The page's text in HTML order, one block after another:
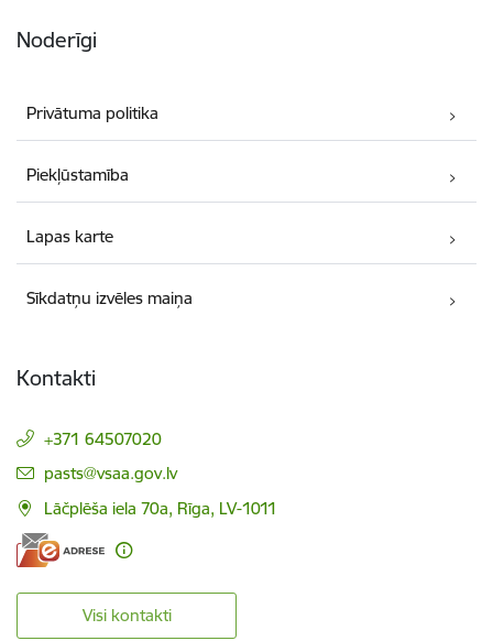
Noderīgi
Privātuma politika
Piekļūstamība
Lapas karte
Sīkdatņu izvēles maiņa
Kontakti
+371 64507020
E-pasts:
pasts@vsaa.gov.lv
Lāčplēša iela 70a, Rīga, LV-1011
Visi kontakti